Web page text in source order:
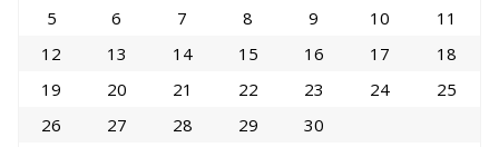
5 6 7 8 9 10
11
12
13 14 15 16 17
18
19
20 21 22 23 24
25
26
27 28 29 30